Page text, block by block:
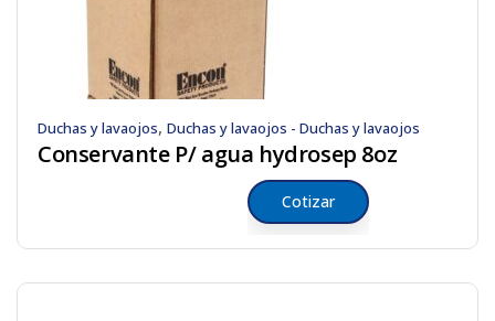
Duchas y lavaojos, Duchas y lavaojos - Duchas y lavaojos
Conservante P/ agua hydrosep 8oz
Cotizar